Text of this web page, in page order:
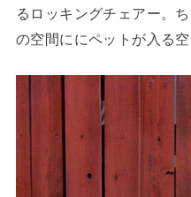
るロッキングチェアー。
の空間ににペットが入る